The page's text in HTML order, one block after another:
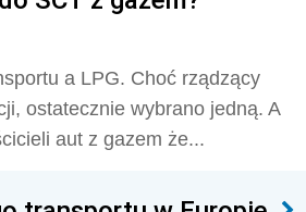
a LPG. Choć rządzący
ostatecznie wybrano jedną. A
aut z gazem że...